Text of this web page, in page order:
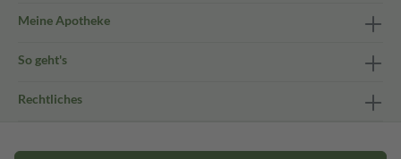
Meine Apotheke
So geht's
Rechtliches